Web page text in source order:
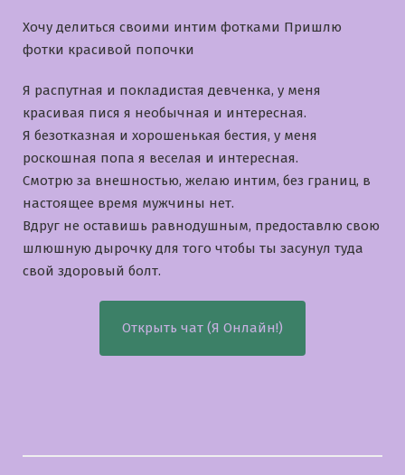
Хочу делиться своими интим фотками Пришлю
фотки красивой попочки
Я распутная и покладистая девченка, у меня
красивая пися я необычная и интересная.
Я безотказная и хорошенькая бестия, у меня
роскошная попа я веселая и интересная.
Смотрю за внешностью, желаю интим, без границ, в
настоящее время мужчины нет.
Вдруг не оставишь равнодушным, предоставлю свою
шлюшную дырочку для того чтобы ты засунул туда
свой здоровый болт.
Открыть чат (Я Онлайн!)